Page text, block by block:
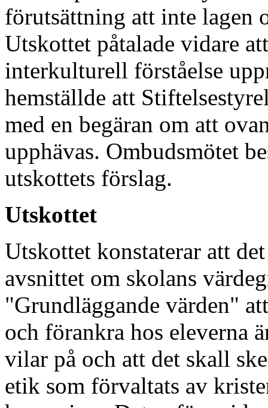
förutsättning att inte lagen
Utskottet påtalade vidare
interkulturell förståelse
hemställde att
med en begäran om att
upphävas. Ombudsmötet
utskottets förslag.
Utskottet
Utskottet konstaterar att
avsnittet om skolans
"Grundläggande värden"
och förankra hos eleverna
vilar på och att det skall
etik som förvaltats av